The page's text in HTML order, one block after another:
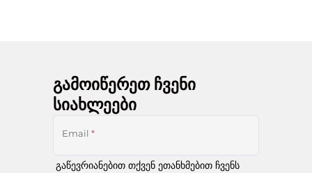
გამოიწერეთ ჩვენი
სიახლეები
Email *
გაწევრიანებით თქვენ ეთანხმებით ჩვენს